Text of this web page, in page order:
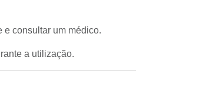
e consultar um médico.
a utilização.